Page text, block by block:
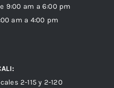
9:00 am a 6:00 pm
am a 4:00 pm
2-115 y 2-120